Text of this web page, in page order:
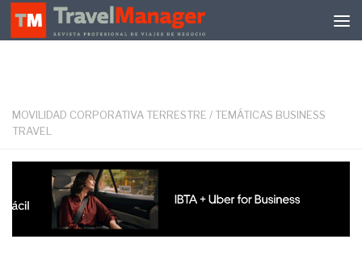
Debajo del contenido
MOVILIDAD CORPORATIVA TERRESTRE / TEMÁTICAS BUSINESS
TRAVEL